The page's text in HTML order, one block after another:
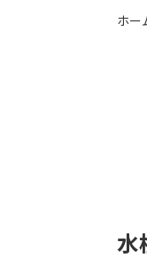
ホー
水